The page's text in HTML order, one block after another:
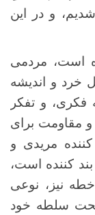
و در این
است، مردمی
خرد و اندیشه
فکری، و تفکر
مقاومت برای
مریدی و
کننده است،
نیز، نوعی
تحت سلطه خود